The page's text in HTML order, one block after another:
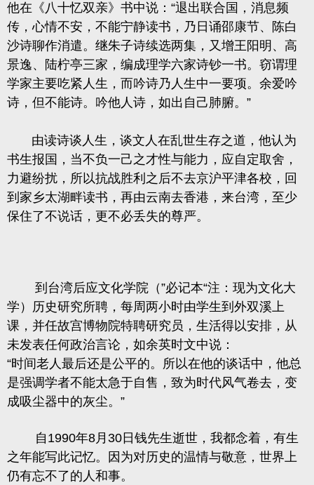
他在《八十忆双亲》书中说： “退出联合国，消息频
传，心情不安，不能宁静读书，乃日诵邵康节、陈白
沙诗聊作消遣。继朱子诗续选两集，又增王阳明、高
景逸、陆柠亭三家，编成理学六家诗钞一书。窃谓理
学家主要吃紧人生，而吟诗乃人生中一要项。余爱吟
诗，但不能诗。吟他人诗，如出自己肺腑。”
由读诗谈人生，谈文人在乱世生存之道，他认为
书生报国，当不负一己之才性与能力，应自定取舍，
力避纷扰，所以抗战胜利之后不去京沪平津各校，回
到家乡太湖畔读书，再由云南去香港，来台湾，至少
保住了不说话，更不必丢失的尊严。
到台湾后应文化学院（”必记本“注：现为文化大
学）历史研究所聘，每周两小时由学生到外双溪上
课，并任故宫博物院特聘研究员，生活得以安排，从
未发表任何政治言论，如余英时文中说：
“时间老人最后还是公平的。所以在他的谈话中，他总
是强调学者不能太急于自售，致为时代风气卷去，变
成吸尘器中的灰尘。”
自1990年8月30日钱先生逝世，我都念着，有生
之年能写此记忆。因为对历史的温情与敬意，世界上
仍有忘不了的人和事。